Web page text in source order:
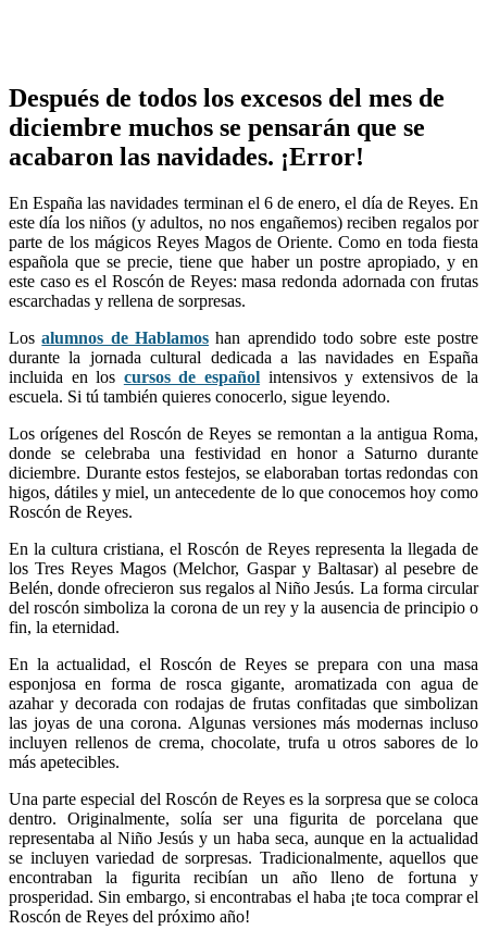
Después de todos los excesos del mes de
diciembre muchos se pensarán que se
acabaron las navidades. ¡Error!
En España las navidades terminan el 6 de enero, el día de Reyes. En
este día los niños (y adultos, no nos engañemos) reciben regalos por
parte de los mágicos Reyes Magos de Oriente. Como en toda fiesta
española que se precie, tiene que haber un postre apropiado, y en
este caso es el Roscón de Reyes: masa redonda adornada con frutas
escarchadas y rellena de sorpresas.
Losalumnos de Hablamos han aprendido todo sobre este postre
durante la jornada cultural dedicada a las navidades en España
incluida en los cursos de español intensivos y extensivos de la
escuela. Si tú también quieres conocerlo, sigue leyendo.
Los orígenes del Roscón de Reyes se remontan a la antigua Roma,
donde se celebraba una festividad en honor a Saturno durante
diciembre. Durante estos festejos, se elaboraban tortas redondas con
higos, dátiles y miel, un antecedente de lo que conocemos hoy como
Roscón de Reyes.
En la cultura cristiana, el Roscón de Reyes representa la llegada de
los Tres Reyes Magos (Melchor, Gaspar y Baltasar) al pesebre de
Belén, donde ofrecieron sus regalos al Niño Jesús. La forma circular
del roscón simboliza la corona de un rey y la ausencia de principio o
fin, la eternidad.
En la actualidad, el Roscón de Reyes se prepara con una masa
esponjosa en forma de rosca gigante, aromatizada con agua de
azahar y decorada con rodajas de frutas confitadas que simbolizan
las joyas de una corona. Algunas versiones más modernas incluso
incluyen rellenos de crema, chocolate, trufa u otros sabores de lo
más apetecibles.
Una parte especial del Roscón de Reyes es la sorpresa que se coloca
dentro. Originalmente, solía ser una figurita de porcelana que
representaba al Niño Jesús y un haba seca, aunque en la actualidad
se incluyen variedad de sorpresas. Tradicionalmente, aquellos que
encontraban la figurita recibían un año lleno de fortuna y
prosperidad. Sin embargo, si encontrabas el haba ¡te toca comprar el
Roscón de Reyes del próximo año!